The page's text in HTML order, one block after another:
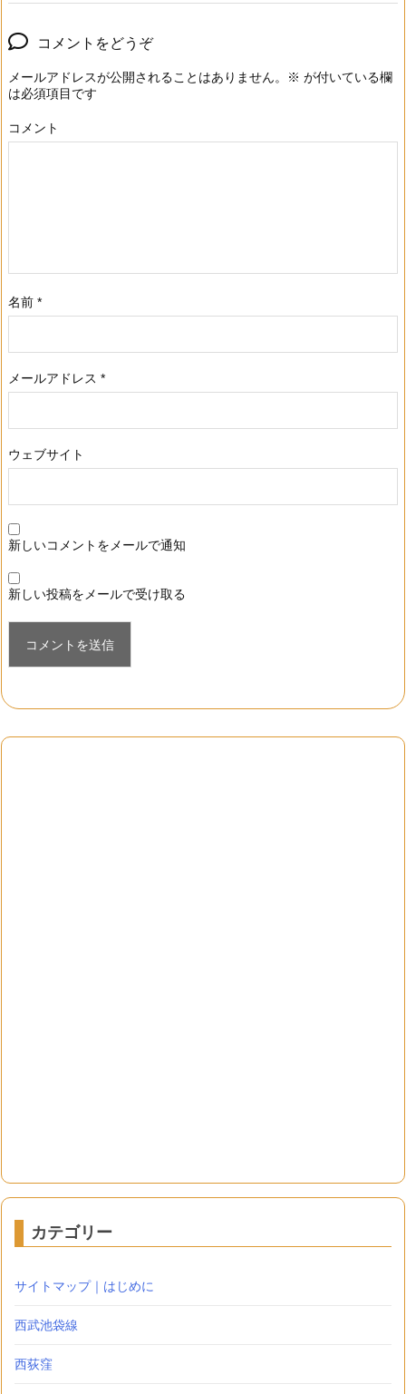
コメントをどうぞ
メールアドレスが公開されることはありません。 ※ が付いている欄
は必須項目です
コメント
名前 *
メールアドレス *
ウェブサイト
新しいコメントをメールで通知
新しい投稿をメールで受け取る
カテゴリー
サイトマップ｜はじめに
西武池袋線
西荻窪